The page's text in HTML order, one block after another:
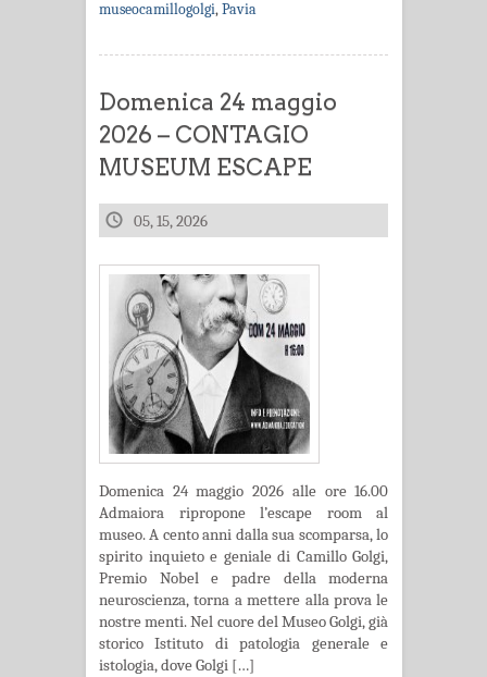
museocamillogolgi,Pavia
Domenica 24 maggio
2026 – CONTAGIO
MUSEUM ESCAPE
05, 15, 2026
Domenica 24 maggio 2026 alle ore 16.00
Admaiora ripropone l’escape room al
museo. A cento anni dalla sua scomparsa, lo
spirito inquieto e geniale di Camillo Golgi,
Premio Nobel e padre della moderna
neuroscienza, torna a mettere alla prova le
nostre menti. Nel cuore del Museo Golgi, già
storico Istituto di patologia generale e
istologia, dove Golgi […]